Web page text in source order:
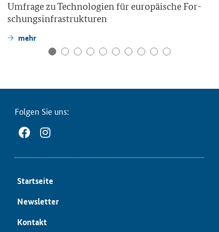
Um­fra­ge zu Tech­no­lo­gien für eu­ro­päi­sche For­
schungs­in­fra­struk­tu­ren
mehr
Fol­gen Sie uns:
Start­sei­te
News­let­ter
Kon­takt